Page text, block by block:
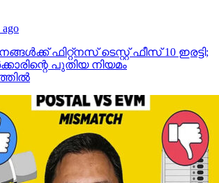
ago
ഫിറ്റ്‌നസ് ടെസ്റ്റ് ഫീസ് 10 ഇരട്ടി;
പുതിയ നിയമം